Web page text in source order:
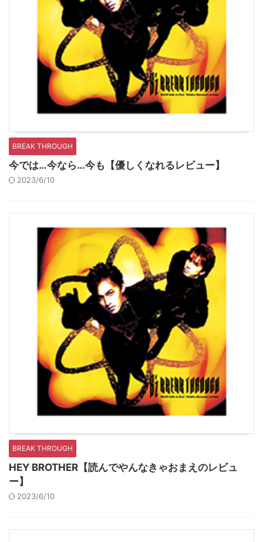
BREAK THROUGH
今では…今なら…今も【優しくなれるレビュー】
2023/6/10
BREAK THROUGH
HEY BROTHER【読んでやんなきゃおまえのレビュ
ー】
2023/6/10